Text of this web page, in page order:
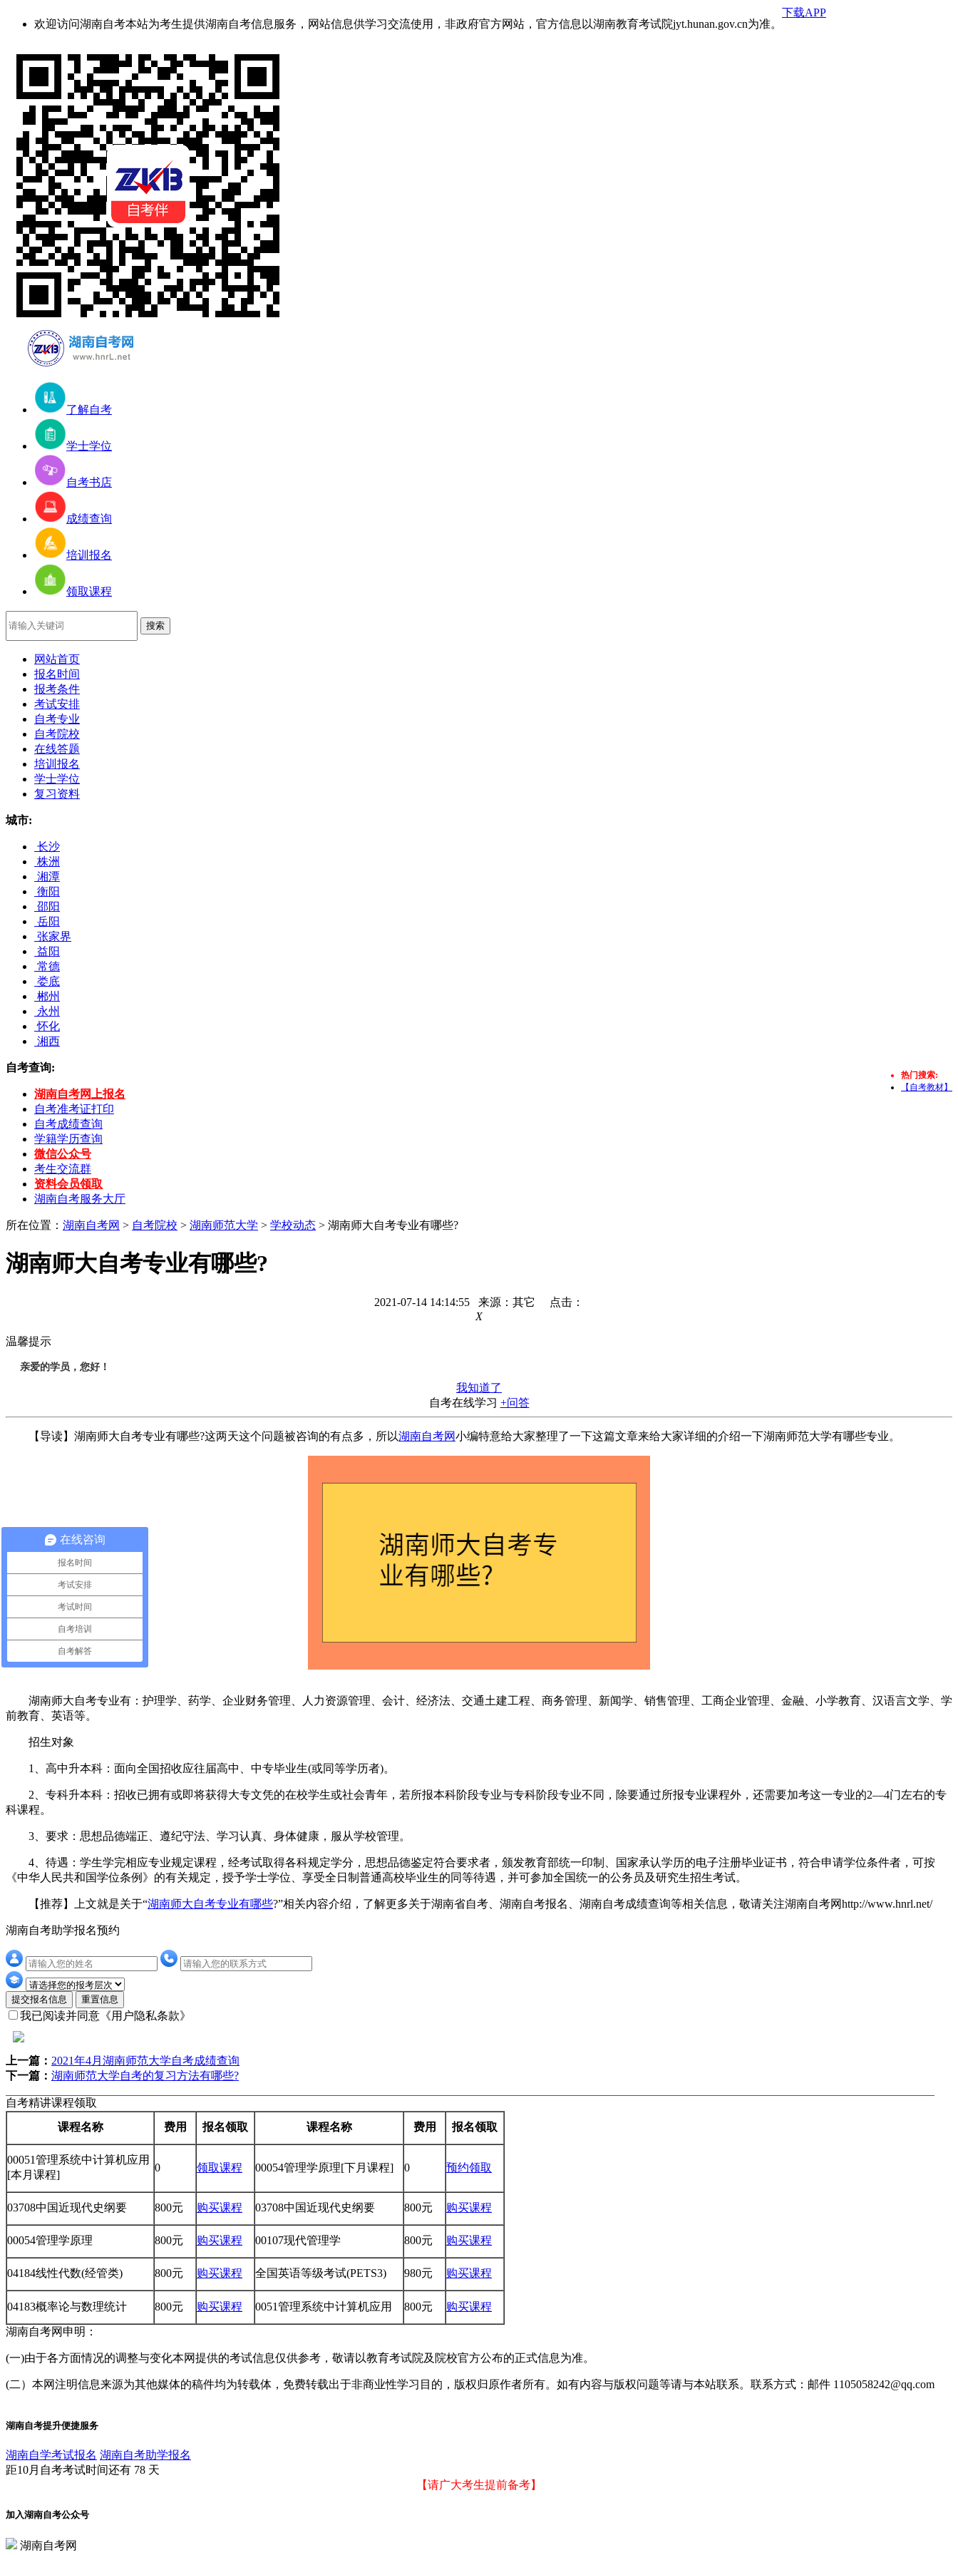
欢迎访问湖南自考本站为考生提供湖南自考信息服务，网站信息供学习交流使用，非政府官方网站，官方信息以湖南教育考试院jyt.hunan.gov.cn为准。
下载APP
了解自考
学士学位
自考书店
成绩查询
培训报名
领取课程
网站首页
报名时间
报考条件
考试安排
自考专业
自考院校
在线答题
培训报名
学士学位
复习资料
城市:
长沙
株洲
湘潭
衡阳
邵阳
岳阳
张家界
益阳
常德
娄底
郴州
永州
怀化
湘西
热门搜索:
【自考教材】
自考查询:
湖南自考网上报名
自考准考证打印
自考成绩查询
学籍学历查询
微信公众号
考生交流群
资料会员领取
湖南自考服务大厅
所在位置： 湖南自考网 > 自考院校 > 湖南师范大学 > 学校动态 > 湖南师大自考专业有哪些?
湖南师大自考专业有哪些?
2021-07-14 14:14:55 来源：其它 点击：
X
温馨提示
亲爱的学员，您好！
我知道了
自考在线学习 +问答
【导读】湖南师大自考专业有哪些?这两天这个问题被咨询的有点多，所以湖南自考网小编特意给大家整理了一下这篇文章来给大家详细的介绍一下湖南师范大学有哪些专业。
湖南师大自考专业有：护理学、药学、企业财务管理、人力资源管理、会计、经济法、交通土建工程、商务管理、新闻学、销售管理、工商企业管理、金融、小学教育、汉语言文学、学
前教育、英语等。
招生对象
1、高中升本科：面向全国招收应往届高中、中专毕业生(或同等学历者)。
2、专科升本科：招收已拥有或即将获得大专文凭的在校学生或社会青年，若所报本科阶段专业与专科阶段专业不同，除要通过所报专业课程外，还需要加考这一专业的2—4门左右的专
科课程。
3、要求：思想品德端正、遵纪守法、学习认真、身体健康，服从学校管理。
4、待遇：学生学完相应专业规定课程，经考试取得各科规定学分，思想品德鉴定符合要求者，颁发教育部统一印制、国家承认学历的电子注册毕业证书，符合申请学位条件者，可按
《中华人民共和国学位条例》的有关规定，授予学士学位、享受全日制普通高校毕业生的同等待遇，并可参加全国统一的公务员及研究生招生考试。
【推荐】上文就是关于“湖南师大自考专业有哪些?”相关内容介绍，了解更多关于湖南省自考、湖南自考报名、湖南自考成绩查询等相关信息，敬请关注湖南自考网http://www.hnrl.net/
湖南自考助学报名预约
提交报名信息 重置信息
我已阅读并同意 《用户隐私条款》
上一篇： 2021年4月湖南师范大学自考成绩查询
下一篇： 湖南师范大学自考的复习方法有哪些?
自考精讲课程领取
课程名称
费用 报名领取 课程名称 费用 报名领取
00051管理系统中计算机应用
[本月课程]
0 领取课程 00054管理学原理[下月课程] 0 预约领取
03708中国近现代史纲要 800元 购买课程 03708中国近现代史纲要 800元 购买课程
00054管理学原理 800元 购买课程 00107现代管理学 800元 购买课程
04184线性代数(经管类) 800元 购买课程 全国英语等级考试(PETS3) 980元 购买课程
04183概率论与数理统计 800元 购买课程 0051管理系统中计算机应用 800元 购买课程
湖南自考网申明：
(一)由于各方面情况的调整与变化本网提供的考试信息仅供参考，敬请以教育考试院及院校官方公布的正式信息为准。
(二）本网注明信息来源为其他媒体的稿件均为转载体，免费转载出于非商业性学习目的，版权归原作者所有。如有内容与版权问题等请与本站联系。联系方式：邮件 1105058242@qq.com
湖南自考提升便捷服务
湖南自学考试报名 湖南自考助学报名
距10月自考考试时间还有 78 天
【请广大考生提前备考】
加入湖南自考公众号
湖南自考网
在线咨询
报名时间
考试安排
考试时间
自考培训
自考解答